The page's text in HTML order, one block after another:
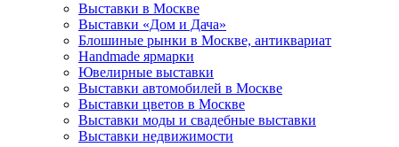
Выставки в Москве
Выставки «Дом и Дача»
Блошиные рынки в Москве, антиквариат
Handmade ярмарки
Ювелирные выставки
Выставки автомобилей в Москве
Выставки цветов в Москве
Выставки моды и свадебные выставки
Выставки недвижимости